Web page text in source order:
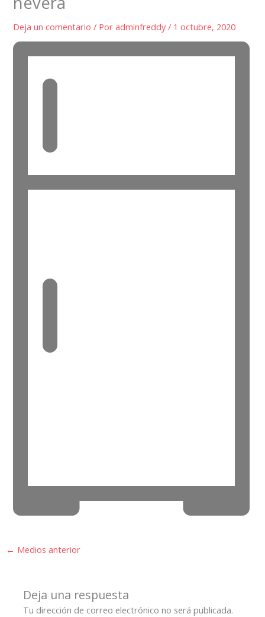
Deja un comentario / Poradminfreddy/ 1 octubre, 2020
← Medios anterior
Deja una respuesta
Tu dirección de correo electrónico no será publicada.